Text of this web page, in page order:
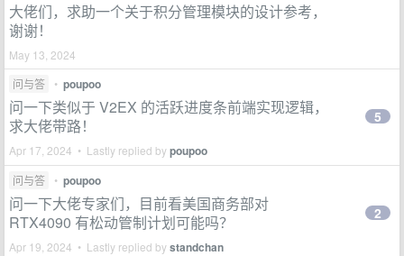
大佬们，求助一个关于积分管理模块的设计参考，
谢谢！
May 13, 2024
问与答
• poupoo
问一下类似于 V2EX 的活跃进度条前端实现逻辑，
求大佬带路！
Apr 17, 2024 • Lastly replied bypoupoo
5
问与答 • poupoo
问一下大佬专家们，目前看美国商务部对
RTX4090 有松动管制计划可能吗？
Apr 19, 2024 • Lastly replied bystandchan
2